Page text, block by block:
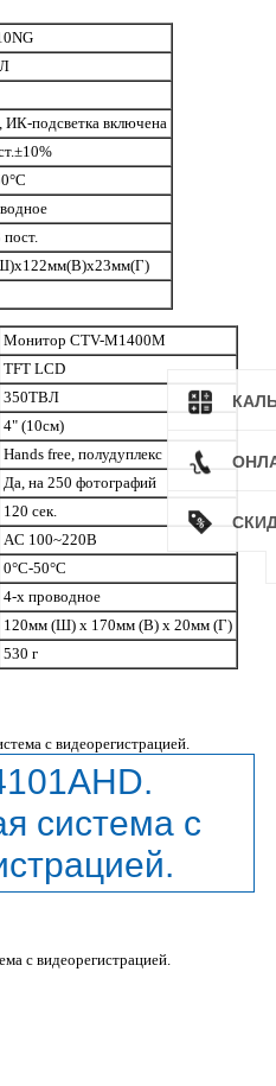
подсветка включена
Монитор CTV-M1400M
TFT LCD
350ТВЛ
4" (10см)
Hands free, полудуплекс
Да, на 250 фотографий
120 сек.
AC 100~220В
0°C-50°C
4-х проводное
120мм (Ш) x 170мм (В) x 20мм (Г)
530 г
система с
с видеорегистрацией.